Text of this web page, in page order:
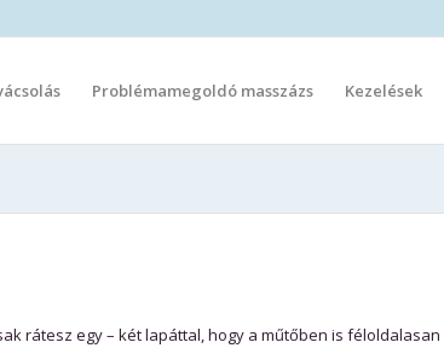
Problémamegoldó masszázs Kezelések
rátesz egy – két lapáttal, hogy a műtőben is féloldalasan